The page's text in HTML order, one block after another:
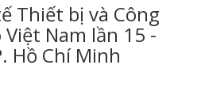
Thiết bị và Công
Nam lần 15 -
Hồ Chí Minh